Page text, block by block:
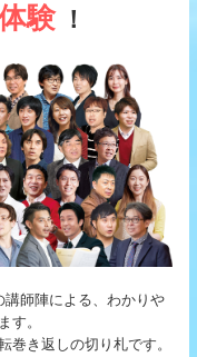
験 ！
師陣による、わかりや
す。
巻き返しの切り札です。